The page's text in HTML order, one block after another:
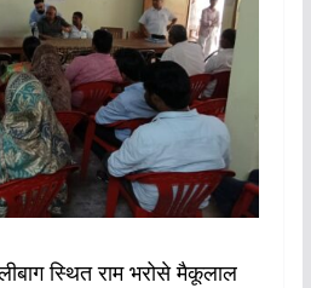
स्थित राम भरोसे मैकूलाल